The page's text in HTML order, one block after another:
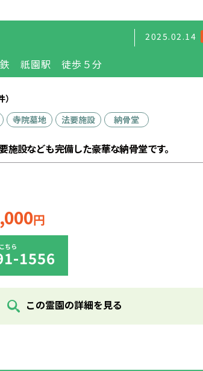
2025.02.14
鉄 祇園駅 徒歩５分
寺院墓地 法要施設 納骨堂
施設なども完備した豪華な納骨堂です。
円
ちら
1556
この霊園の詳細を見る